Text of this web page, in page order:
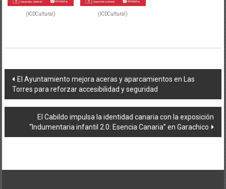
(ICDCultural) (ICDCultural)
Navegación
de
entradas
El Ayuntamiento mejora aceras y aparcamientos en Las
Torres para reforzar accesibilidad y seguridad
El Cabildo impulsa la identidad canaria con la exposición
“Indumentaria infantil 2.0: Esencia Canaria” en Garachico